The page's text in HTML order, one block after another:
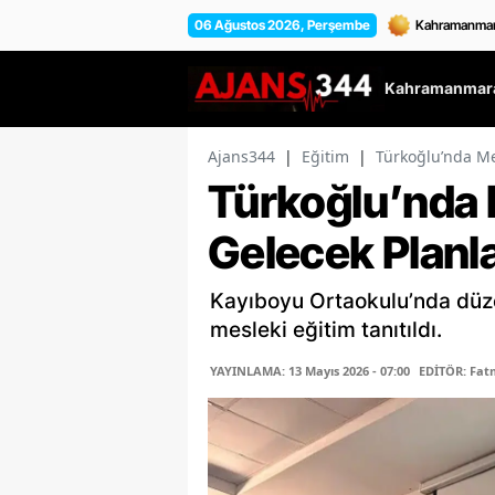
06 Ağustos 2026, Perşembe
Ajans344 | Eğitim | Türkoğlu’nda
Gelecek
Kayıboyu Ortaokulu’nda
mesleki eğitim tanıtıldı.
YAYINLAMA: 13 Mayıs 2026 - 07:00 EDİTÖR: